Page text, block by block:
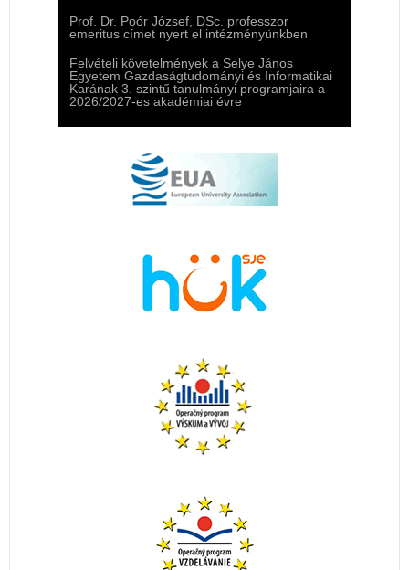
Prof. Dr. Poór József, DSc. professzor
emeritus címet nyert el intézményünkben
Felvételi követelmények a Selye János
Egyetem Gazdaságtudományi és Informatikai
Karának 3. szintű tanulmányi programjaira a
2026/2027-es akadémiai évre